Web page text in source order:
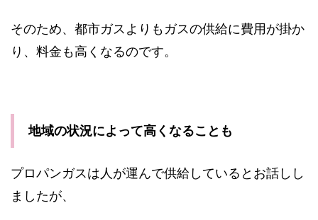
そのため、都市ガスよりもガスの供給に費用が掛か
り、料金も高くなるのです。
地域の状況によって高くなることも
プロパンガスは人が運んで供給しているとお話しし
ましたが、